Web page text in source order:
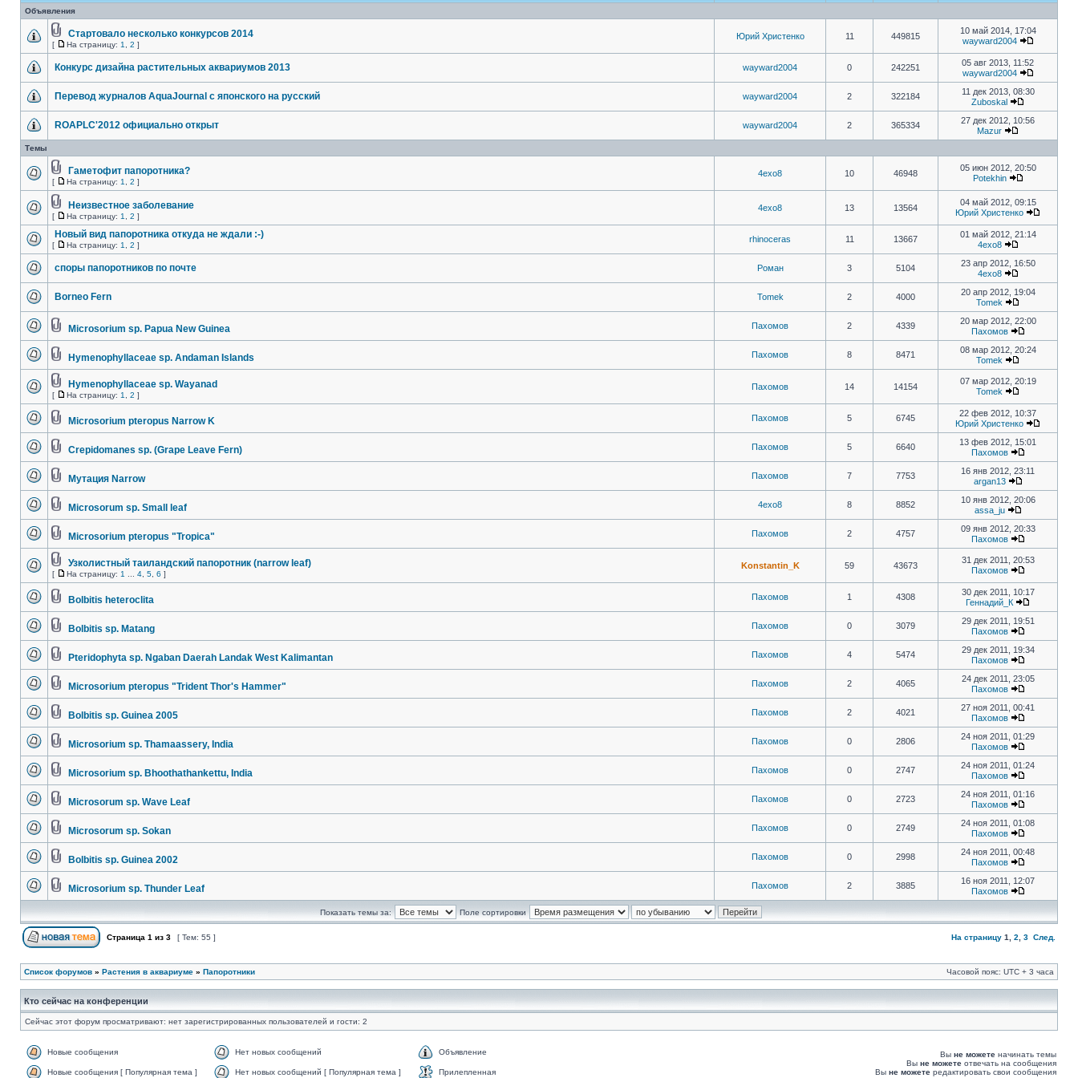
Объявления
Стартовало несколько конкурсов 2014
[ На страницу: 1 2 ]
Юрий Христенко 11 449815
10 май 2014, 17:04
wayward2004
Конкурс дизайна растительных аквариумов 2013 wayward2004 0 242251
05 авг 2013, 11:52
wayward2004
Перевод журналов AquaJournal с японского на русский wayward2004 2 322184
11 дек 2013, 08:30
Zuboskal
ROAPLC'2012 официально открыт wayward2004 2 365334
27 дек 2012, 10:56
Mazur
Темы
Гаметофит папоротника?
[ На страницу: 1 2 ]
4exo8 10 46948
05 июн 2012, 20:50
Potekhin
Неизвестное заболевание
[ На страницу: 1 2 ]
4exo8 13 13564
04 май 2012, 09:15
Юрий Христенко
Новый вид папоротника откуда не ждали :-)
[ На страницу: 1 2 ]
rhinoceras 11 13667
01 май 2012, 21:14
4exo8
споры папоротников по почте Роман 3 5104
23 апр 2012, 16:50
4exo8
Borneo Fern Tomek 2 4000
20 апр 2012, 19:04
Tomek
Microsorium sp. Papua New Guinea Пахомов 2 4339
20 мар 2012, 22:00
Пахомов
Hymenophyllaceae sp. Andaman Islands Пахомов 8 8471
08 мар 2012, 20:24
Tomek
Hymenophyllaceae sp. Wayanad
[ На страницу: 1 2 ]
Пахомов 14 14154
07 мар 2012, 20:19
Tomek
Microsorium pteropus Narrow K Пахомов 5 6745
22 фев 2012, 10:37
Юрий Христенко
Crepidomanes sp. (Grape Leave Fern) Пахомов 5 6640
13 фев 2012, 15:01
Пахомов
Мутация Narrow Пахомов 7 7753
16 янв 2012, 23:11
argan13
Microsorum sp. Small leaf 4exo8 8 8852
10 янв 2012, 20:06
assa_ju
Microsorium pteropus "Tropica" Пахомов 2 4757
09 янв 2012, 20:33
Пахомов
Узколистный таиландский папоротник (narrow leaf)
[ На страницу: 1 4 5 6 ]
Konstantin_K 59 43673
31 дек 2011, 20:53
Пахомов
Bolbitis heteroclita Пахомов 1 4308
30 дек 2011, 10:17
Геннадий_К
Bolbitis sp. Matang Пахомов 0 3079
29 дек 2011, 19:51
Пахомов
Pteridophyta sp. Ngaban Daerah Landak West Kalimantan Пахомов 4 5474
29 дек 2011, 19:34
Пахомов
Microsorium pteropus "Trident Thor's Hammer" Пахомов 2 4065
24 дек 2011, 23:05
Пахомов
Bolbitis sp. Guinea 2005 Пахомов 2 4021
27 ноя 2011, 00:41
Пахомов
Microsorium sp. Thamaassery, India Пахомов 0 2806
24 ноя 2011, 01:29
Пахомов
Microsorium sp. Bhoothathankettu, India Пахомов 0 2747
24 ноя 2011, 01:24
Пахомов
Microsorum sp. Wave Leaf Пахомов 0 2723
24 ноя 2011, 01:16
Пахомов
Microsorum sp. Sokan Пахомов 0 2749
24 ноя 2011, 01:08
Пахомов
Bolbitis sp. Guinea 2002 Пахомов 0 2998
24 ноя 2011, 00:48
Пахомов
Microsorium sp. Thunder Leaf Пахомов 2 3885
16 ноя 2011, 12:07
Пахомов
Показать темы за: Поле сортировки
Страница 1 из 3 [ Тем: 55 ] На страницу 1 2 3 След.
Список форумов » Растения в аквариуме » Папоротники Часовой пояс: UTC + 3 часа
Кто сейчас на конференции
Сейчас этот форум просматривают: нет зарегистрированных пользователей и гости: 2
Новые сообщения Нет новых сообщений Объявление
Новые сообщения [ Популярная тема ] Нет новых сообщений [ Популярная тема ] Прилепленная
Вы не можете начинать темы
Вы не можете отвечать на сообщения
Вы не можете редактировать свои сообщения